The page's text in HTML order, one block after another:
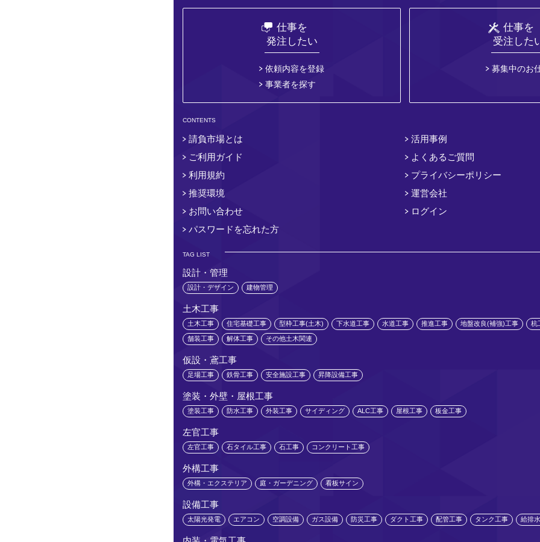
仕事を
発注したい
依頼内容を登録
事業者を探す
仕事を
受注した
募集中のお
CONTENTS
請負市場とは
活用事例
ご利用ガイド
よくあるご質問
利用規約
プライバシーポリシー
推奨環境
運営会社
お問い合わせ
ログイン
パスワードを忘れた方
TAG LIST
設計・管理
設計・デザイン 建物管理
土木工事
土木工事 住宅基礎工事 型枠工事(土木) 下水道工事 水道工事 推進工事 地盤改良(補強)工事 杭
舗装工事 解体工事 その他土木関連
仮設・鳶工事
足場工事 鉄骨工事 安全施設工事 昇降設備工事
塗装・外壁・屋根工事
塗装工事 防水工事 外装工事 サイディング ALC工事 屋根工事 板金工事
左官工事
左官工事 石タイル工事 石工事 コンクリート工事
外構工事
外構・エクステリア 庭・ガーデニング 看板サイン
設備工事
太陽光発電 エアコン 空調設備 ガス設備 防災工事 ダクト工事 配管工事 タンク工事 給排